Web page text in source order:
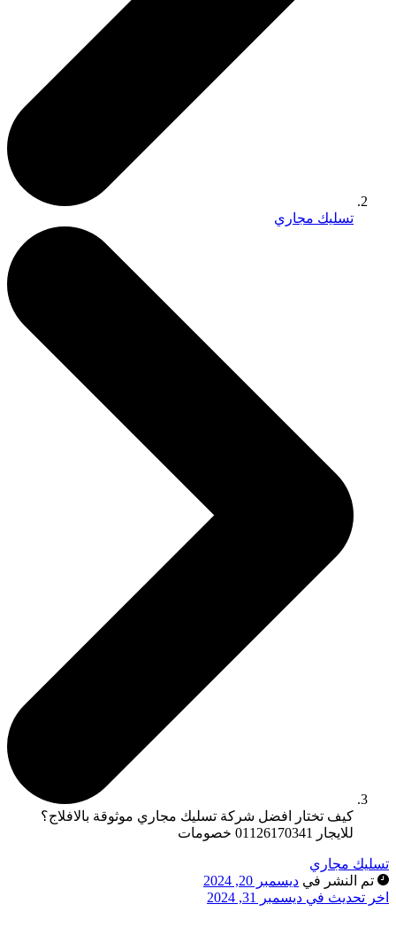
تسليك مجاري
كيف تختار افضل شركة تسليك مجاري موثوقة بالافلاج؟
للايجار 01126170341 خصومات
تسليك مجاري
تم النشر في ديسمبر 20, 2024
اخر تحديث في ديسمبر 31, 2024